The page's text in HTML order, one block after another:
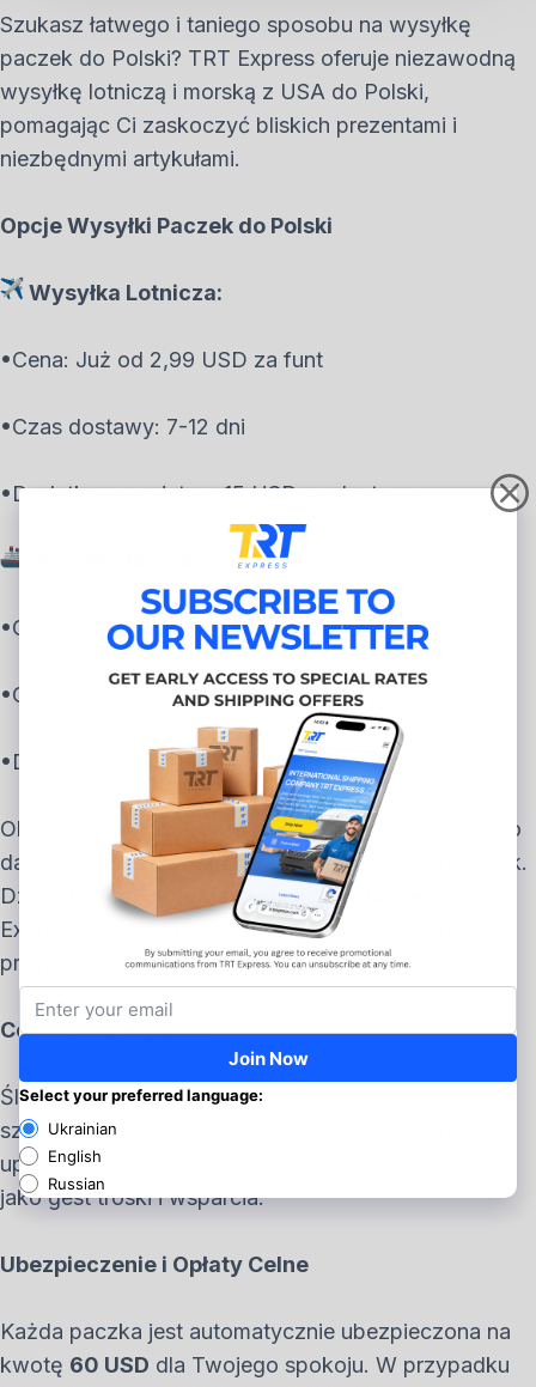
Szukasz łatwego i taniego sposobu na wysyłkę
paczek do Polski? TRT Express oferuje niezawodną
wysyłkę lotniczą i morską z USA do Polski,
pomagając Ci zaskoczyć bliskich prezentami i
niezbędnymi artykułami.
Opcje Wysyłki Paczek do Polski
Wysyłka Lotnicza:
•Cena: Już od 2,99 USD za funt
•Czas dostawy: 7-12 dni
•Dodatkowa opłata: +15 USD za dostawę
•Cena: Już od 1,19 USD za funt
•Czas dostawy: 33-43 dni
•Dodatkowa opłata: +15 USD za dostawę
Obsługujemy paczki o wadze od 5 do 66 funtów, co
daje Ci szeroki wybór dla różnego rodzaju przesyłek.
Dzięki
niskim cenom i szybkiej dostawie
Express zapewnia wsparcie dla Twojej rodziny i
przyjaciół w Polsce.
Co Możesz Wysłać?
Ślij paczki z odzieżą, elektroniką, przyborami
szkolnymi lub wyjątkowymi prezentami. Każdy
upominek od Ciebie będzie z pewnością doceniony
jako gest troski i wsparcia.
Ubezpieczenie i Opłaty Celne
Każda paczka jest automatycznie ubezpieczona na
kwotę 60 USD dla Twojego spokoju. W przypadku